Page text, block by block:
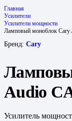
Главная
Усилители
Усилители мощности
Ламповый моноблок Cary
Бренд: Cary
Audio
Усилитель